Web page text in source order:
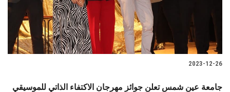
2023-12-26
جامعة عين شمس تعلن جوائز مهرجان الاكتفاء الذاتي للموسيقي